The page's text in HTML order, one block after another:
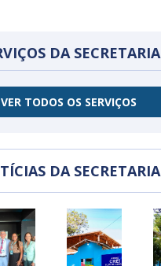
DA SECRETARIA
VER TODOS OS SERVIÇOS
DA SECRETARIA